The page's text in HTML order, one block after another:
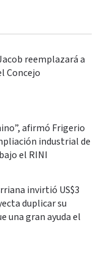
reemplazará a
Concejo
afirmó Frigerio
industrial de
el RINI
invirtió US$3
duplicar su
una gran ayuda el